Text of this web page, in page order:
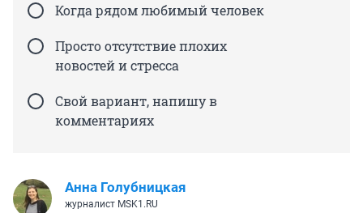
Когда рядом любимый человек
Просто отсутствие плохих
новостей и стресса
Свой вариант, напишу в
комментариях
Анна Голубницкая
журналист MSK1.RU